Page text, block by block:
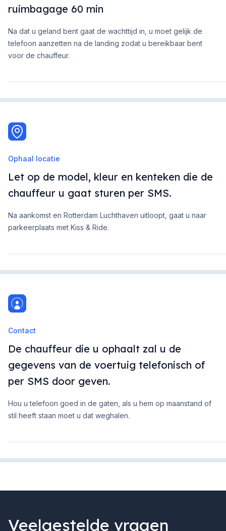
ruimbagage 60 min
Na dat u geland bent gaat de wachttijd in, u moet gelijk de
telefoon aanzetten na de landing zodat u bereikbaar bent
voor de chauffeur.
Ophaal locatie
Let op de model, kleur en kenteken die de
chauffeur u gaat sturen per SMS.
Na aankomst en Rotterdam Luchthaven uitloopt, gaat u naar
parkeerplaats met Kiss & Ride.
Contact
De chauffeur die u ophaalt zal u de
gegevens van de voertuig telefonisch of
per SMS door geven.
Hou u telefoon goed in de gaten, als u hem op maanstand of
stil heeft staan moet u dat weghalen.
Veelgestelde vragen